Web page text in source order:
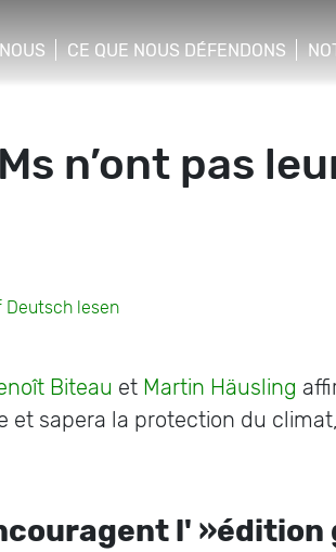
CE QUE NOUS DÉFENDONS
n’ont pas
Deutsch lesen
Biteau et Martin Häusling
et sapera la protection du
l'